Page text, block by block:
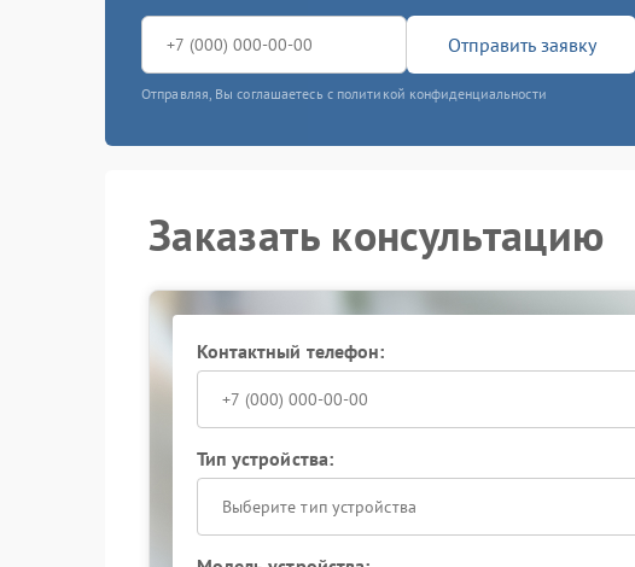
Отправить заявку
Отправляя, Вы соглашаетесь с политикой конфиденциальности
Заказать консультацию
Контактный телефон:
Тип устройства:
Выберите тип устройства